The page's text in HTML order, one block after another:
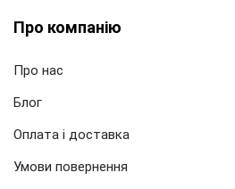
Про компанію
Про нас
Блог
Оплата і доставка
Умови повернення